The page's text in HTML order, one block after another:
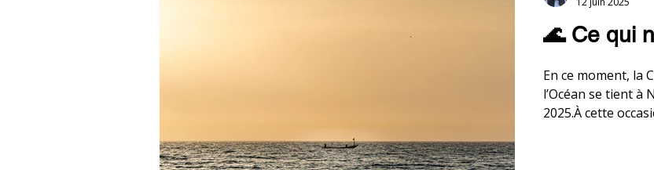
🌊 Ce qui
En ce moment, la
l’Océan se tient à
2025.À cette